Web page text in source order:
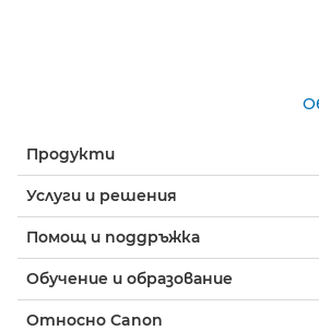
Продукти
Услуги и решения
Помощ и поддръжка
Обучение и образование
Относно Canon